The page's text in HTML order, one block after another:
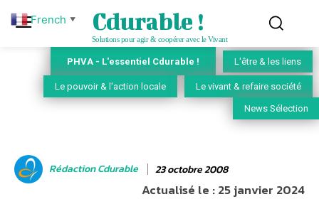
Cdurable !
Solutions pour agir & coopérer avec le Vivant
PHVA - L'essentiel Cdurable ! L'être & les liens
Le pouvoir & l'action locale Le vivant & refaire société
News Sélection
Rédaction Cdurable 23 octobre 2008
Actualisé le :25 janvier 2024
French ▼